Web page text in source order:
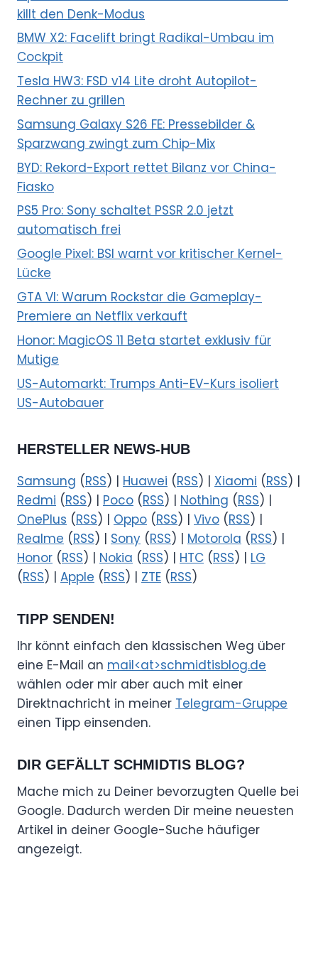
killt den Denk-Modus
BMW X2: Facelift bringt Radikal-Umbau im
Cockpit
Tesla HW3: FSD v14 Lite droht Autopilot-
Rechner zu grillen
Samsung Galaxy S26 FE: Pressebilder &
Sparzwang zwingt zum Chip-Mix
BYD: Rekord-Export rettet Bilanz vor China-
Fiasko
PS5 Pro: Sony schaltet PSSR 2.0 jetzt
automatisch frei
Google Pixel: BSI warnt vor kritischer Kernel-
Lücke
GTA VI: Warum Rockstar die Gameplay-
Premiere an Netflix verkauft
Honor: MagicOS 11 Beta startet exklusiv für
Mutige
US-Automarkt: Trumps Anti-EV-Kurs isoliert
US-Autobauer
HERSTELLER NEWS-HUB
Samsung (RSS) | Huawei (RSS) | Xiaomi (RSS) |
Redmi (RSS) | Poco (RSS) | Nothing (RSS) |
OnePlus (RSS) | Oppo (RSS) | Vivo (RSS) |
Realme (RSS) | Sony (RSS) | Motorola (RSS) |
Honor (RSS) | Nokia (RSS) | HTC (RSS) | LG
(RSS) | Apple (RSS) | ZTE (RSS)
TIPP SENDEN!
Ihr könnt einfach den klassischen Weg über
eine E-Mail an mail<at>schmidtisblog.de
wählen oder mir aber auch mit einer
Direktnachricht in meiner Telegram-Gruppe
einen Tipp einsenden.
DIR GEFÄLLT SCHMIDTIS BLOG?
Mache mich zu Deiner bevorzugten Quelle bei
Google. Dadurch werden Dir meine neuesten
Artikel in deiner Google-Suche häufiger
angezeigt.